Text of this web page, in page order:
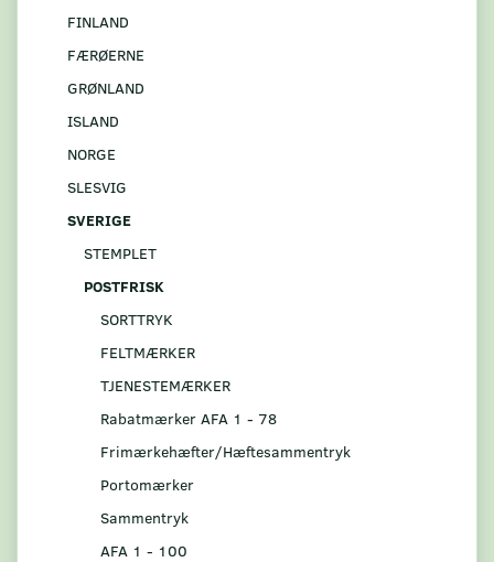
FINLAND
FÆRØERNE
GRØNLAND
ISLAND
NORGE
SLESVIG
SVERIGE
STEMPLET
POSTFRISK
SORTTRYK
FELTMÆRKER
TJENESTEMÆRKER
Rabatmærker AFA 1 - 78
Frimærkehæfter/Hæftesammentryk
Portomærker
Sammentryk
AFA 1 - 100